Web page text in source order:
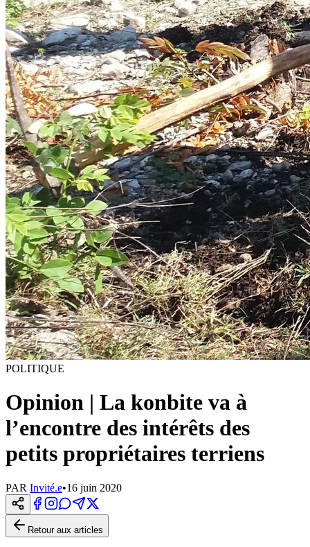
POLITIQUE
Opinion | La konbite va à
l’encontre des intérêts des
petits propriétaires terriens
PAR Invité.e•16 juin 2020
Retour aux articles